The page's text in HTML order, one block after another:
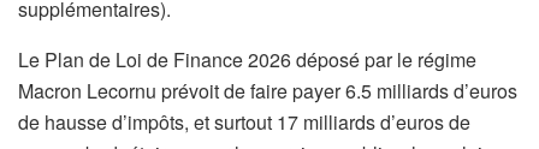
supplémentaires).
Le Plan de Loi de Finance 2026 déposé par le régime
Macron Lecornu prévoit de faire payer 6.5 milliards d’euros
de hausse d’impôts, et surtout 17 milliards d’euros de